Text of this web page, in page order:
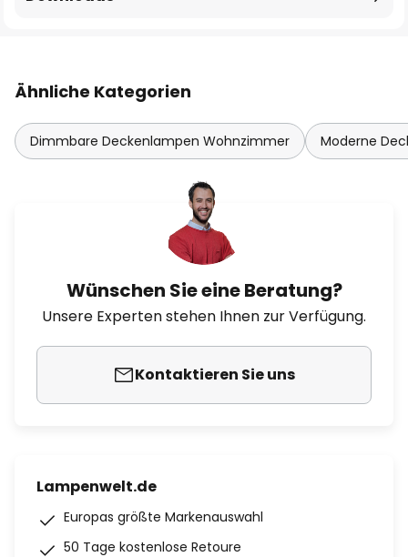
Ähnliche Kategorien
Dimmbare Deckenlampen Wohnzimmer Moderne
Wünschen Sie eine Beratung?
Unsere Experten stehen Ihnen zur Verfügung.
Kontaktieren Sie uns
Lampenwelt.de
Europas größte Markenauswahl
50 Tage kostenlose Retoure